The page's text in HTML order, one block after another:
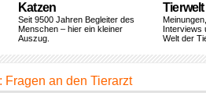
Katzen
Seit 9500 Jahren Begleiter des
Menschen – hier ein kleiner
Auszug.
Tierwelt
Interviews
Welt der
Fragen an den Tierarzt